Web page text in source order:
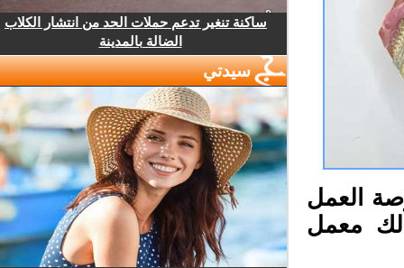
العمل
معمل
ساكنة تنغير تدعم حملات الحد من انتشار الكلاب
الضالة بالمدينة
سيدتي